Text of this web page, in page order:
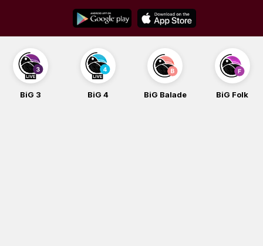
content
BiG 3 BiG 4 BiG Balade BiG Folk